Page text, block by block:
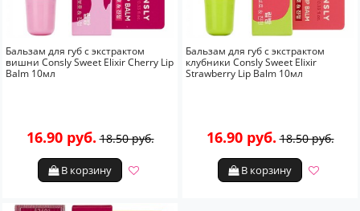
Бальзам для губ с экстрактом
вишни Consly Sweet Elixir Cherry Lip
Balm 10мл
16.90 руб. 18.50 руб.
В корзину
Бальзам для губ с экстрактом
клубники Consly Sweet Elixir
Strawberry Lip Balm 10мл
16.90 руб. 18.50 руб.
В корзину